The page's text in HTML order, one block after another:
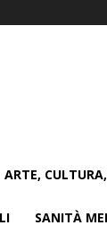
ARTE,
SANITÀ